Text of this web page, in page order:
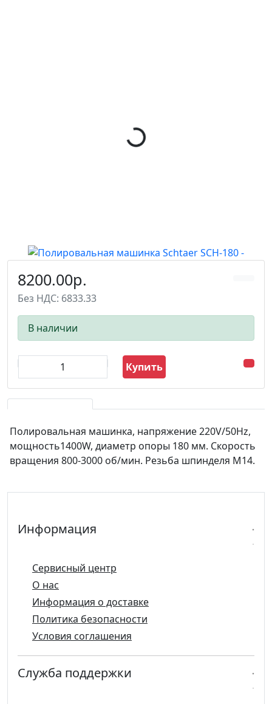
8200.00р.
Без НДС: 6833.33
В наличии
Купить
Полировальная машинка, напряжение 220V/50Hz,
мощность1400W, диаметр опоры 180 мм. Скорость
вращения 800-3000 об/мин. Резьба шпинделя М14.
Информация
Сервисный центр
О нас
Информация о доставке
Политика безопасности
Условия соглашения
Служба поддержки